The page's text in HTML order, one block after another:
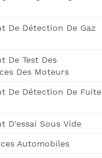
De Détection De Gaz
De Test Des
Des Moteurs
De Détection De Fuite
D'essai Sous Vide
Automobiles